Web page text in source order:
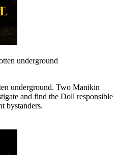
underground
underground. Two Manikin
and find the Doll responsible
bystanders.